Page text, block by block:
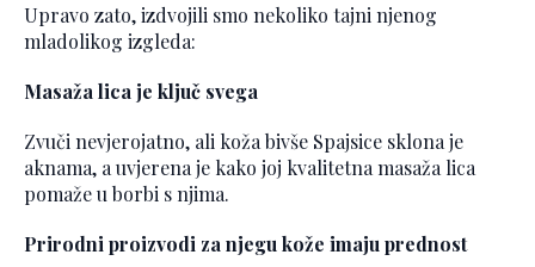
Upravo zato, izdvojili smo nekoliko tajni njenog
mladolikog izgleda:
Masaža lica je ključ svega
Zvuči nevjerojatno, ali koža bivše Spajsice sklona je
aknama, a uvjerena je kako joj kvalitetna masaža lica
pomaže u borbi s njima.
Prirodni proizvodi za njegu kože imaju prednost